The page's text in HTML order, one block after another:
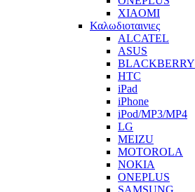
XIAOMI
Καλωδιοταινιες
ALCATEL
ASUS
BLACKBERRY
HTC
iPad
iPhone
iPod/MP3/MP4
LG
MEIZU
MOTOROLA
NOKIA
ONEPLUS
SAMSUNG